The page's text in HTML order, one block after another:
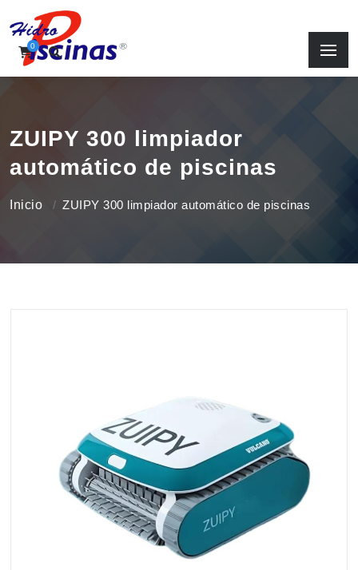
0
ZUIPY 300 limpiador
automático de piscinas
Inicio ZUIPY 300 limpiador automático de piscinas